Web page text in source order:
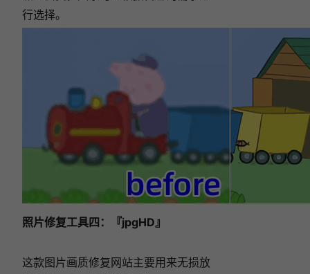
行选择。
照片修复工具四：『jpgHD』
这款图片画质修复网站主要用来无损放